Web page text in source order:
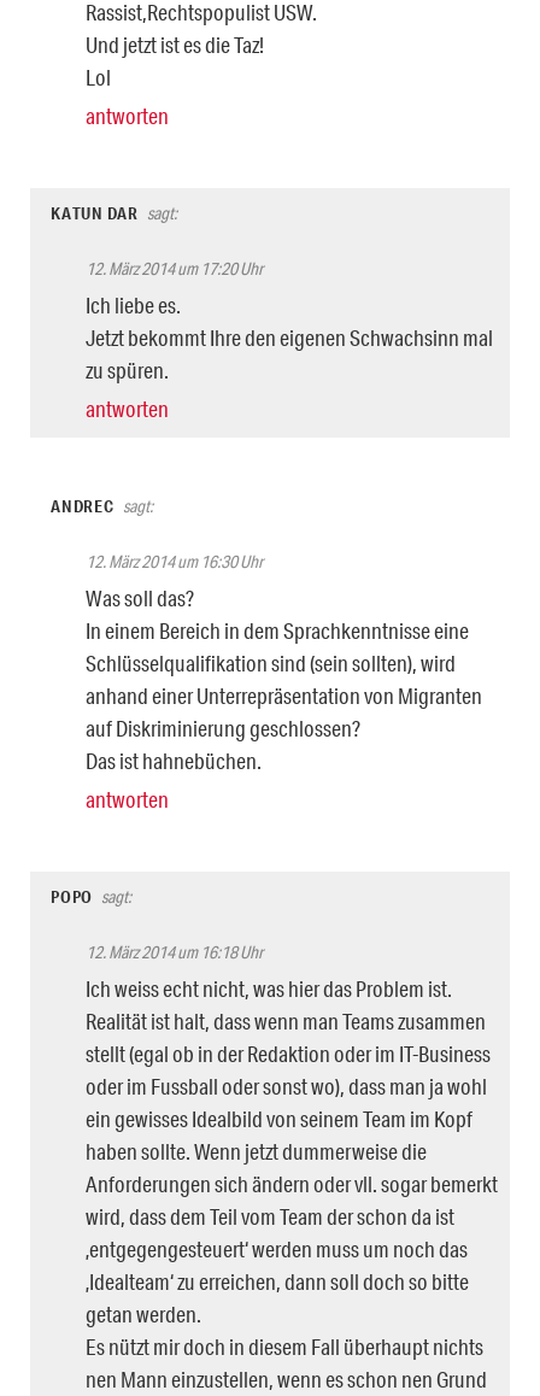
Rassist,Rechtspopulist USW.
Und jetzt ist es die Taz!
Lol
antworten
KATUN DAR sagt:
12. März 2014 um 17:20 Uhr
Ich liebe es.
Jetzt bekommt Ihre den eigenen Schwachsinn mal
zu spüren.
antworten
ANDREC sagt:
12. März 2014 um 16:30 Uhr
Was soll das?
In einem Bereich in dem Sprachkenntnisse eine
Schlüsselqualifikation sind (sein sollten), wird
anhand einer Unterrepräsentation von Migranten
auf Diskriminierung geschlossen?
Das ist hahnebüchen.
antworten
POPO sagt:
12. März 2014 um 16:18 Uhr
Ich weiss echt nicht, was hier das Problem ist.
Realität ist halt, dass wenn man Teams zusammen
stellt (egal ob in der Redaktion oder im IT-Business
oder im Fussball oder sonst wo), dass man ja wohl
ein gewisses Idealbild von seinem Team im Kopf
haben sollte. Wenn jetzt dummerweise die
Anforderungen sich ändern oder vll. sogar bemerkt
wird, dass dem Teil vom Team der schon da ist
‚entgegengesteuert‘ werden muss um noch das
‚Idealteam‘ zu erreichen, dann soll doch so bitte
getan werden.
Es nützt mir doch in diesem Fall überhaupt nichts
nen Mann einzustellen, wenn es schon nen Grund